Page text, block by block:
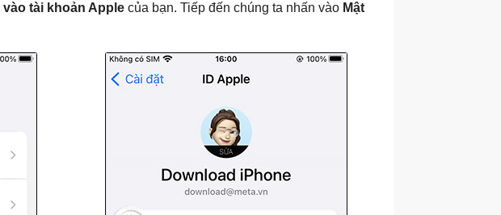
tài khoản Apple của bạn. Tiếp đến chúng ta nhấn vào Mật